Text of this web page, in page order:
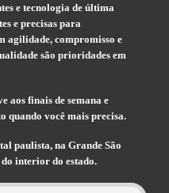
e tecnologia de última
e precisas para
agilidade, compromisso e
são prioridades em
aos finais de semana e
quando você mais precisa.
paulista, na Grande São
do interior do estado.